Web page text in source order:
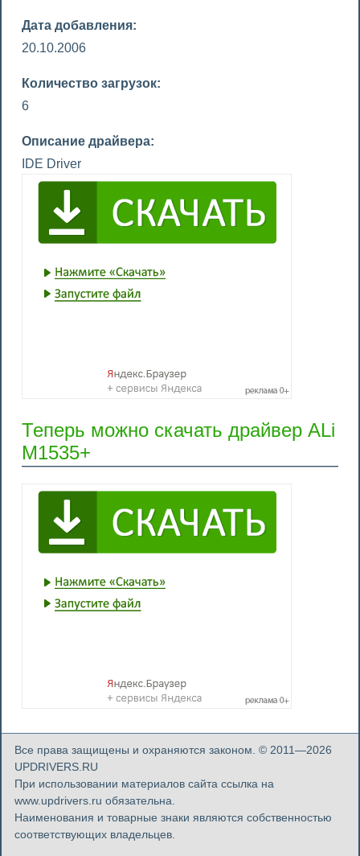
Дата добавления:
20.10.2006
Количество загрузок:
6
Описание драйвера:
IDE Driver
Теперь можно скачать драйвер ALi
M1535+
Все права защищены и охраняются законом. © 2011—2026
UPDRIVERS.RU
При использовании материалов сайта ссылка на
www.updrivers.ru обязательна.
Наименования и товарные знаки являются собственностью
соответствующих владельцев.